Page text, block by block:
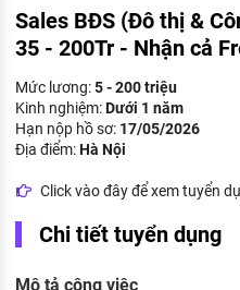
CÔNG TY
Danh sách nhà tuyển dụng
MẪU CV THEO STYLE
Mẫu CV đơn giản
Mẫu CV hiện đại
Bảo hiểm và phúc lợi
Thuế thu nhập
Hồ sơ biểu mẫu
Chính sách lao động
KHÁM PHÁ NGHỀ NGHIỆP
Sales BĐS (Đô thị &
35 - 200Tr - Nhận cả
Mức lương:5 - 200 triệu
Kinh nghiệm:Dưới 1 năm
Hạn nộp hồ sơ: 17/05/2026
Địa điểm:Hà Nội
Click vào đây để xem tuyển
Chi tiết tuyển dụng
Mô tả công việc